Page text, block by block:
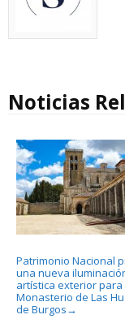
Noticias
Patrimonio Nacional
una nueva
artística exterior para
Monasterio de Las
de Burgos →